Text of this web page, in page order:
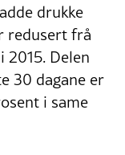
drukke
redusert frå
Delen
30 dagane er
i same